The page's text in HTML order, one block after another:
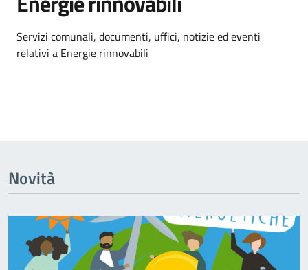
Dettagli dell'argomento
Servizi comunali, documenti, uffici, notizie ed eventi
relativi a Energie rinnovabili
Novità